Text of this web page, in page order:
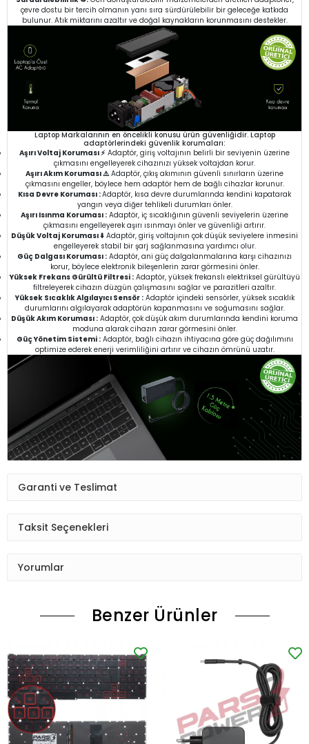
çevre dostu bir tercih olmanın yanı sıra sürdürülebilir bir geleceğe katkıda
bulunur. Atık miktarını azaltır ve doğal kaynakların korunmasını destekler.
Laptop Markalarının en öncelikli konusu ürün güvenliğidir. Laptop
adaptörlerindeki güvenlik korumaları:
Aşırı Voltaj Koruması ⚡ Adaptör, giriş voltajının belirli bir seviyenin üzerine
çıkmasını engelleyerek cihazınızı yüksek voltajdan korur.
Aşırı Akım Koruması ⚠️Adaptör, çıkış akımının güvenli sınırların üzerine
çıkmasını engeller, böylece hem adaptör hem de bağlı cihazlar korunur.
Kısa Devre Koruması :Adaptör, kısa devre durumlarında kendini kapatarak
yangın veya diğer tehlikeli durumları önler.
Aşırı Isınma Koruması : Adaptör, iç sıcaklığının güvenli seviyelerin üzerine
çıkmasını engelleyerek aşırı ısınmayı önler ve güvenliği artırır.
Düşük Voltaj Koruması ⬇️ Adaptör, giriş voltajının çok düşük seviyelere inmesini
engelleyerek stabil bir şarj sağlanmasına yardımcı olur.
Güç Dalgası Koruması : Adaptör, ani güç dalgalanmalarına karşı cihazınızı
korur, böylece elektronik bileşenlerin zarar görmesini önler.
Yüksek Frekans Gürültü Filtresi :Adaptör, yüksek frekanslı elektriksel gürültüyü
filtreleyerek cihazın düzgün çalışmasını sağlar ve parazitleri azaltır.
Yüksek Sıcaklık Algılayıcı Sensör :Adaptör içindeki sensörler, yüksek sıcaklık
durumlarını algılayarak adaptörün kapanmasını ve soğumasını sağlar.
Düşük Akım Koruması : Adaptör, çok düşük akım durumlarında kendini koruma
moduna alarak cihazın zarar görmesini önler.
Güç Yönetim Sistemi :Adaptör, bağlı cihazın ihtiyacına göre güç dağılımını
optimize ederek enerji verimliliğini artırır ve cihazın ömrünü uzatır.
Garanti ve Teslimat
Taksit Seçenekleri
Yorumlar
Benzer Ürünler